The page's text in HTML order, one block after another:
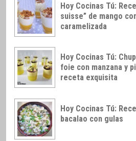
Hoy Cocinas Tú:
suisse” de mango
caramelizada
Hoy Cocinas Tú:
foie con manzana y
receta exquisita
Hoy Cocinas Tú:
bacalao con gulas